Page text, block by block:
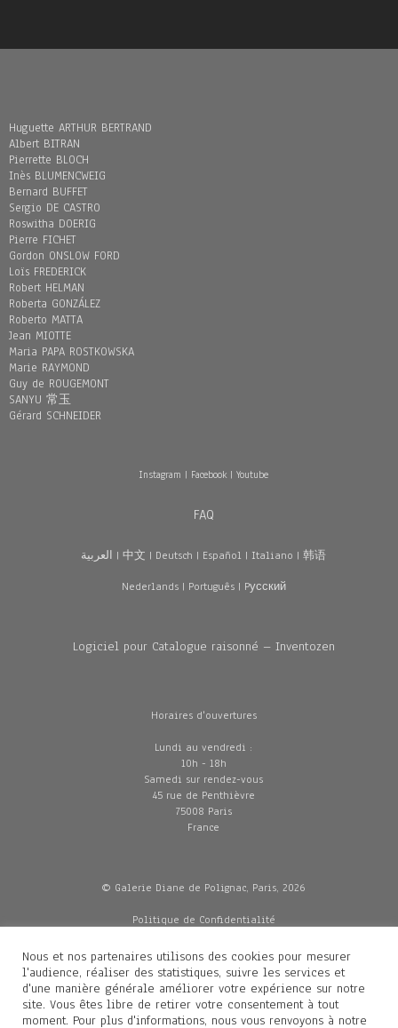
Huguette ARTHUR BERTRAND
Albert BITRAN
Pierrette BLOCH
Inès BLUMENCWEIG
Bernard BUFFET
Sergio DE CASTRO
Roswitha DOERIG
Pierre FICHET
Gordon ONSLOW FORD
Loïs FREDERICK
Robert HELMAN
Roberta GONZÁLEZ
Roberto MATTA
Jean MIOTTE
Maria PAPA ROSTKOWSKA
Marie RAYMOND
Guy de ROUGEMONT
SANYU 常玉
Gérard SCHNEIDER
Instagram | Facebook| Youtube
FAQ
العربية | 中文 | Deutsch | Español | Italiano | 韩语
Nederlands| Português| Pусский
Logiciel pour Catalogue raisonné – Inventozen
Horaires d'ouvertures
Lundi au vendredi :
10h - 18h
Samedi sur rendez-vous
45 rue de Penthièvre
75008 Paris
France
© Galerie Diane de Polignac, Paris, 2026
Politique de Confidentialité
Mentions légales
Livraisons
Nous et nos partenaires utilisons des cookies pour mesurer
l'audience, réaliser des statistiques, suivre les services et
d'une manière générale améliorer votre expérience sur notre
site. Vous êtes libre de retirer votre consentement à tout
moment. Pour plus d'informations, nous vous renvoyons à notre